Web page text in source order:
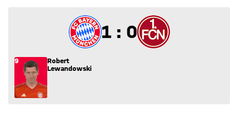
1 zu 0
1 : 0
9
Robert
Lewandowski